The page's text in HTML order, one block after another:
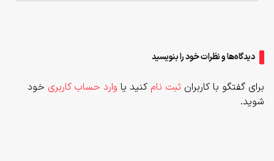
دیدگاه‌ها و نظرات خود را بنویسید
برای گفتگو با کاربران ثبت نام کنید یا وارد حساب کاربری خود
شوید.